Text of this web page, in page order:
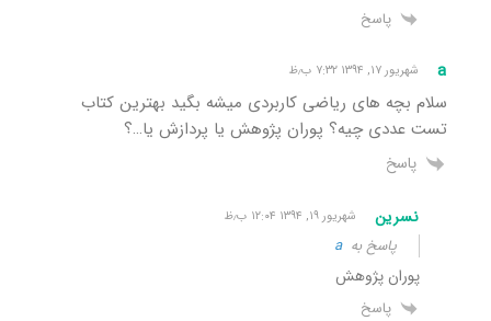
پاسخ
a شهریور ۱۷, ۱۳۹۴ ۷:۳۲ ب٫ظ
سلام بچه های ریاضی کاربردی میشه بگید بهترین کتاب
تست عددی چیه؟ پوران پژوهش یا پردازش یا…؟
پاسخ
نسرین شهریور ۱۹, ۱۳۹۴ ۱۲:۰۴ ب٫ظ
پاسخ بهa
پوران پژوهش
پاسخ